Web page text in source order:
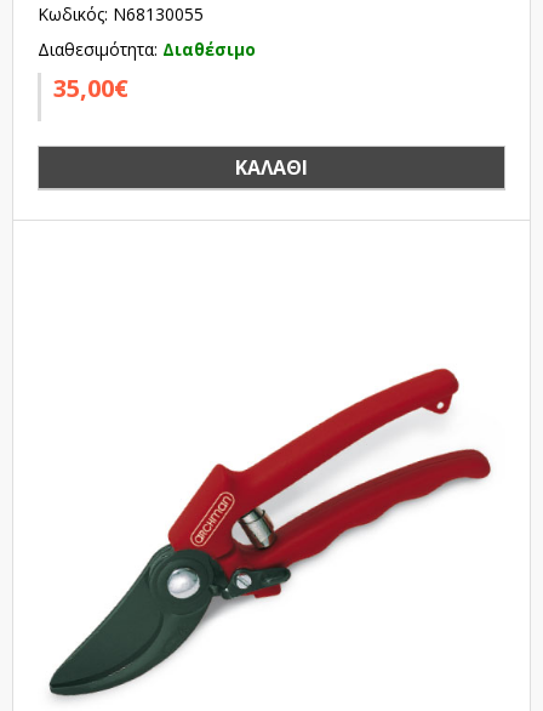
Κωδικός: N68130055
Διαθεσιμότητα: Διαθέσιμο
35,00€
ΚΑΛΆΘΙ